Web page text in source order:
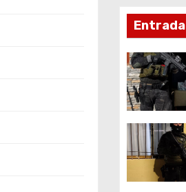
c
i
ó
n
d
e
e